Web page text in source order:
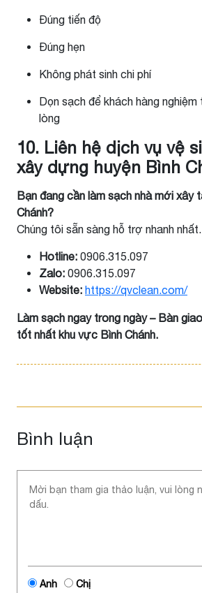
Đúng tiến độ
Đúng hẹn
Không phát sinh chi phí
Dọn sạch để khách hàng
lòng
10. Liên hệ dịch vụ vệ
xây dựng huyện Bình
Bạn đang cần làm sạch nhà mới xây
Chánh?
Chúng tôi sẵn sàng hỗ trợ nhanh nhất.
Hotline: 0906.315.097
Zalo: 0906.315.097
Website: https://qvclean.com/
Làm sạch ngay trong ngày – Bàn
tốt nhất khu vực Bình Chánh.
Bình luận
Anh Chị